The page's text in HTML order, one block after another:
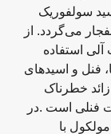
سولفوریک
می‌گردد. از
استفاده
فنل و اسیدهای
خطرناک
فنلی است .در
با